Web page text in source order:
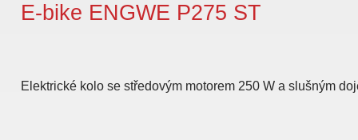
E-bike ENGWE P275 ST
Elektrické kolo se středovým motorem 250 W a slušným